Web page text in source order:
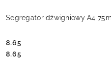
Segregator dźwigniowy A4
Cena:
8.65
Cena:
8.65